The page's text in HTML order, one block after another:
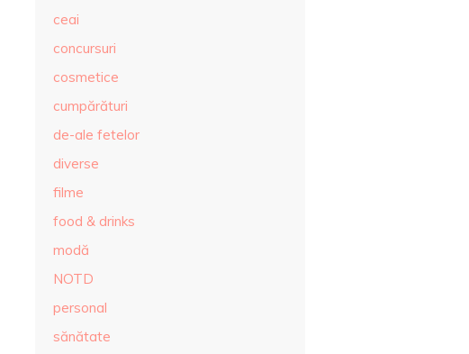
ceai
concursuri
cosmetice
cumpărături
de-ale fetelor
diverse
filme
food & drinks
modă
NOTD
personal
sănătate